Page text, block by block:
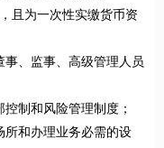
且为一次性实缴货币资
事、监事、高级管理人员
制和风险管理制度；
所和办理业务必需的设